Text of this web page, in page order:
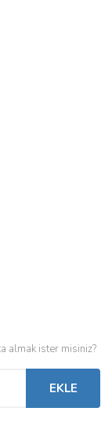
almak ister misiniz?
EKLE